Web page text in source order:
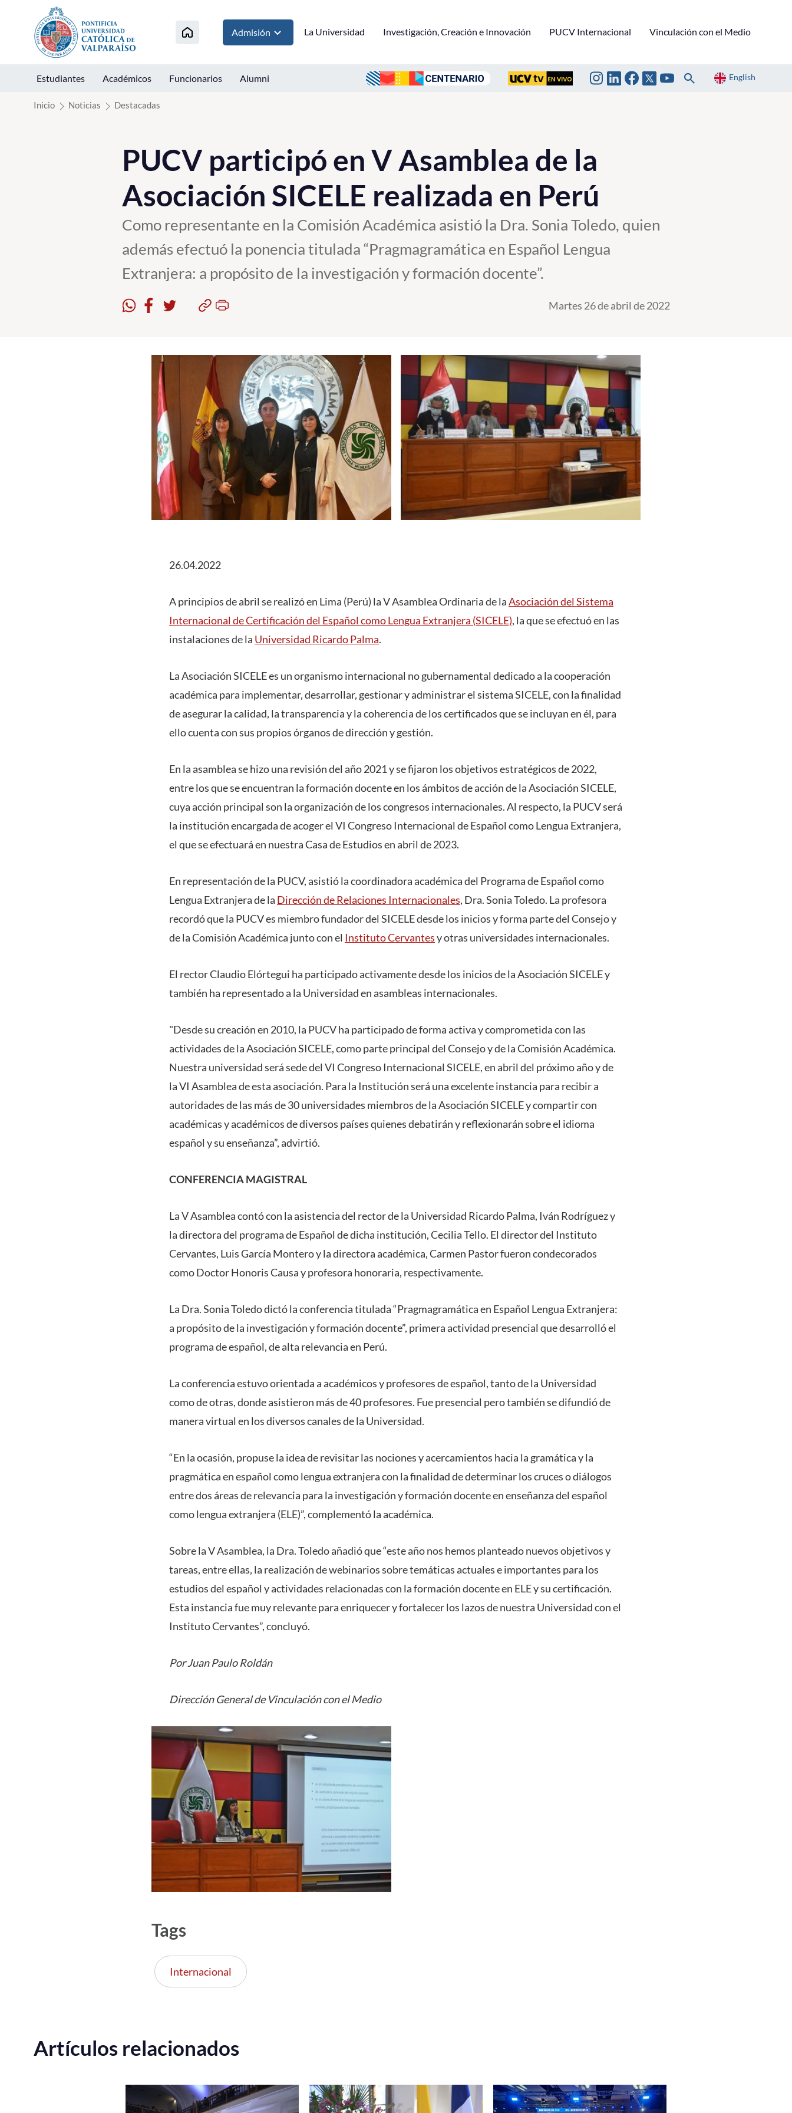
Click acá para ir directamente al contenido
Admisión La Universidad Investigación, Creación e Innovación PUCV Internacional Vinculación con el Medio
Estudiantes Académicos Funcionarios Alumni English
Inicio Noticias Destacadas
PUCV participó en V Asamblea de la
Asociación SICELE realizada en Perú
Como representante en la Comisión Académica asistió la Dra. Sonia Toledo, quien
además efectuó la ponencia titulada “Pragmagramática en Español Lengua
Extranjera: a propósito de la investigación y formación docente”.
Martes 26 de abril de 2022
26.04.2022
A principios de abril se realizó en Lima (Perú) la V Asamblea Ordinaria de laAsociación del Sistema
Internacional de Certificación del Español como Lengua Extranjera (SICELE), la que se efectuó en las
instalaciones de la Universidad Ricardo Palma.
La Asociación SICELE es un organismo internacional no gubernamental dedicado a la cooperación
académica para implementar, desarrollar, gestionar y administrar el sistema SICELE, con la finalidad
de asegurar la calidad, la transparencia y la coherencia de los certificados que se incluyan en él, para
ello cuenta con sus propios órganos de dirección y gestión.
En la asamblea se hizo una revisión del año 2021 y se fijaron los objetivos estratégicos de 2022,
entre los que se encuentran la formación docente en los ámbitos de acción de la Asociación SICELE,
cuya acción principal son la organización de los congresos internacionales. Al respecto, la PUCV será
la institución encargada de acoger el VI Congreso Internacional de Español como Lengua Extranjera,
el que se efectuará en nuestra Casa de Estudios en abril de 2023.
En representación de la PUCV, asistió la coordinadora académica del Programa de Español como
Lengua Extranjera de la Dirección de Relaciones Internacionales, Dra. Sonia Toledo. La profesora
recordó que la PUCV es miembro fundador del SICELE desde los inicios y forma parte del Consejo y
de la Comisión Académica junto con el Instituto Cervantesy otras universidades internacionales.
El rector Claudio Elórtegui ha participado activamente desde los inicios de la Asociación SICELE y
también ha representado a la Universidad en asambleas internacionales.
"Desde su creación en 2010, la PUCV ha participado de forma activa y comprometida con las
actividades de la Asociación SICELE, como parte principal del Consejo y de la Comisión Académica.
Nuestra universidad será sede del VI Congreso Internacional SICELE, en abril del próximo año y de
la VI Asamblea de esta asociación. Para la Institución será una excelente instancia para recibir a
autoridades de las más de 30 universidades miembros de la Asociación SICELE y compartir con
académicas y académicos de diversos países quienes debatirán y reflexionarán sobre el idioma
español y su enseñanza”, advirtió.
CONFERENCIA MAGISTRAL
La V Asamblea contó con la asistencia del rector de la Universidad Ricardo Palma, Iván Rodríguez y
la directora del programa de Español de dicha institución, Cecilia Tello. El director del Instituto
Cervantes, Luis García Montero y la directora académica, Carmen Pastor fueron condecorados
como Doctor Honoris Causa y profesora honoraria, respectivamente.
La Dra. Sonia Toledo dictó la conferencia titulada “Pragmagramática en Español Lengua Extranjera:
a propósito de la investigación y formación docente”, primera actividad presencial que desarrolló el
programa de español, de alta relevancia en Perú.
La conferencia estuvo orientada a académicos y profesores de español, tanto de la Universidad
como de otras, donde asistieron más de 40 profesores. Fue presencial pero también se difundió de
manera virtual en los diversos canales de la Universidad.
“En la ocasión, propuse la idea de revisitar las nociones y acercamientos hacia la gramática y la
pragmática en español como lengua extranjera con la finalidad de determinar los cruces o diálogos
entre dos áreas de relevancia para la investigación y formación docente en enseñanza del español
como lengua extranjera (ELE)”, complementó la académica.
Sobre la V Asamblea, la Dra. Toledo añadió que “este año nos hemos planteado nuevos objetivos y
tareas, entre ellas, la realización de webinarios sobre temáticas actuales e importantes para los
estudios del español y actividades relacionadas con la formación docente en ELE y su certificación.
Esta instancia fue muy relevante para enriquecer y fortalecer los lazos de nuestra Universidad con el
Instituto Cervantes”, concluyó.
Por Juan Paulo Roldán
Dirección General de Vinculación con el Medio
Tags
Internacional
Artículos relacionados